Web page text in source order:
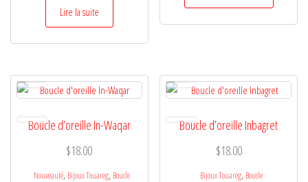
Lire la suite
Boucle d’oreille In-Waqar
$18.00
Nouveauté, Bijoux Touareg, Boucle
Boucle d’oreille Inbagret
$18.00
Bijoux Touareg, Boucle